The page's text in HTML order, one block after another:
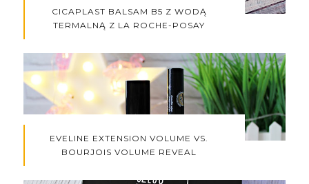
CICAPLAST BALSAM B5 Z WODĄ
TERMALNĄ Z LA ROCHE-POSAY
EVELINE EXTENSION VOLUME VS.
BOURJOIS VOLUME REVEAL